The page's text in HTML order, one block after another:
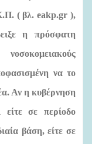
( βλ.eakp.gr ),
η πρόσφατη
να το
Αν η κυβέρνηση
είτε σε περίοδο
βάση, είτε σε